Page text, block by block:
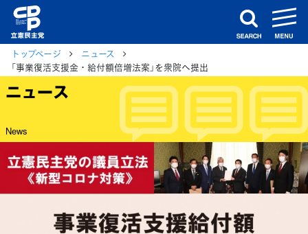
search
トップページ
ニュース
「事業復活支援金・給付額倍増法案」を衆院へ提出
ニュース
News